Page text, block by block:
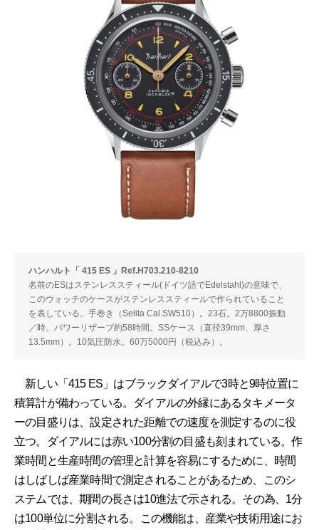
ハンハルト「 415 ES 」Ref.H703.210-8210
名前のESはステンレススティール(ドイツ語でEdelstahl)の意味で、
このウォッチのケースがステンレススティールで作られていること
を表している。手巻き（Selita Cal.SW510）。23石。2万8800振動
／時。パワーリザーブ約58時間。SSケース（直径39mm、厚さ
13.5mm）。10気圧防水。60万5000円（税込み）。
新しい「415 ES」はブラックダイアルで3時と9時位置に
積算計が備わっている。ダイアルの外縁にあるタキメータ
ーの目盛りは、設定された距離での速度を測定するのに役
立つ。ダイアルには赤い100分割の目盛も刻まれている。作
業時間と生産時間の管理と計算を容易にするために、時間
はしばしば産業時間で測定されることがあるため、このシ
ステムでは、期間の長さは10進法で示される。その為、1分
は100単位に分割される。この機能は、産業や技術用途にお